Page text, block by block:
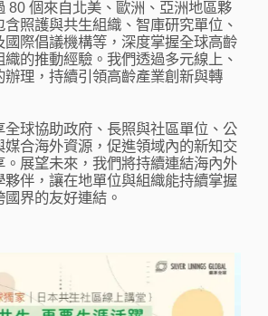
80 個來自北美、歐洲、亞洲地區夥
照護與共生組織、智庫研究單位、
國際倡議機構等，深度掌握全球高齡
的推動經驗。我們透過多元線上、
辦理，持續引領高齡產業創新與轉
全球協助政府、長照與社區單位、公
媒合海外資源，促進領域內的新知交
。展望未來，我們將持續連結海內外
夥伴，讓在地單位與組織能持續掌握
界的友好連結。